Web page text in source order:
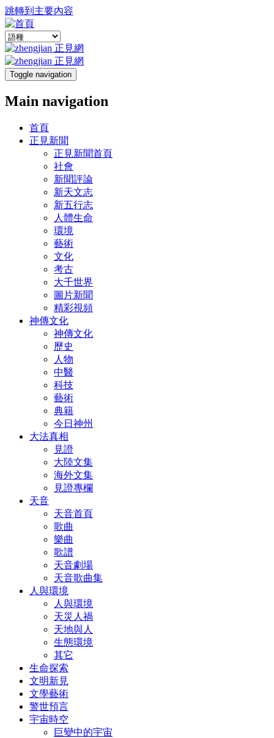
跳轉到主要內容
Toggle navigation
Main navigation
首頁
正見新聞
正見新聞首頁
社會
新聞評論
新天文志
新五行志
人體生命
環境
藝術
文化
考古
大千世界
圖片新聞
精彩視頻
神傳文化
神傳文化
歷史
人物
中醫
科技
藝術
典籍
今日神州
大法真相
見證
大陸文集
海外文集
見證專欄
天音
天音首頁
歌曲
樂曲
歌譜
天音劇場
天音歌曲集
人與環境
人與環境
天災人禍
天地與人
生態環境
其它
生命探索
文明新見
文學藝術
警世預言
宇宙時空
巨變中的宇宙